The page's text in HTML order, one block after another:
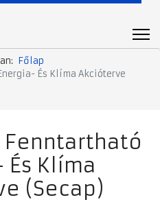
Főlap
És Klíma Akcióterve
Fenntartható
És Klíma
(Secap)